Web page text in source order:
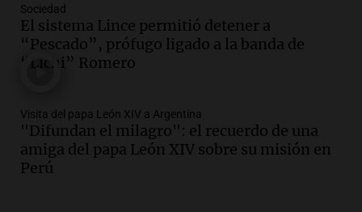
y críticas entre senadores
Panorama Federal
Episodios
Audio.La comunidad boliviana en Salta:
Marocco
Panorama Federal
Episodios
Sociedad
El sistema Lince permitió detener a
“Pescado”, prófugo ligado a la banda de
“Lichi” Romero
Visita del papa León XIV a Argentina
"Difundan el milagro": el recuerdo de una
amiga del papa León XIV sobre su misión en
Perú